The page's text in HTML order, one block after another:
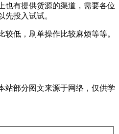
有提供货源的渠道，需要各位
投入试试。
低，刷单操作比较麻烦等等。
站部分图文来源于网络，仅供学